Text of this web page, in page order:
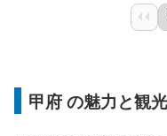
甲府 の魅力と観